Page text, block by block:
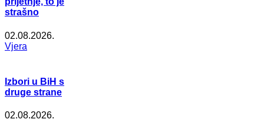
strašno
02.08.2026.
Vjera
Izbori u BiH s
druge strane
02.08.2026.